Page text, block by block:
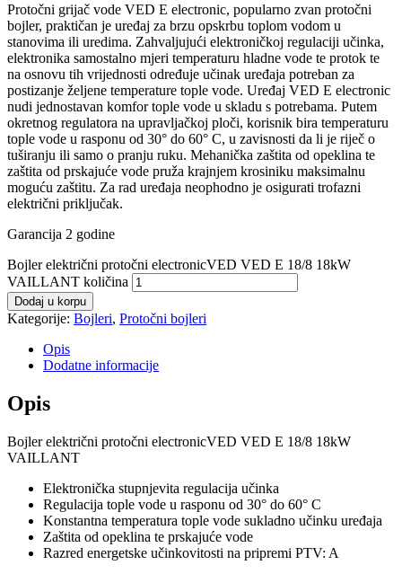
Protočni grijač vode VED E electronic, popularno zvan protočni
bojler, praktičan je uređaj za brzu opskrbu toplom vodom u
stanovima ili uredima. Zahvaljujući elektroničkoj regulaciji učinka,
elektronika samostalno mjeri temperaturu hladne vode te protok te
na osnovu tih vrijednosti određuje učinak uređaja potreban za
postizanje željene temperature tople vode. Uređaj VED E electronic
nudi jednostavan komfor tople vode u skladu s potrebama. Putem
okretnog regulatora na upravljačkoj ploči, korisnik bira temperaturu
tople vode u rasponu od 30° do 60° C, u zavisnosti da li je riječ o
tuširanju ili samo o pranju ruku. Mehanička zaštita od opeklina te
zaštita od prskajuće vode pruža krajnjem krosiniku maksimalnu
moguću zaštitu. Za rad uređaja neophodno je osigurati trofazni
električni priključak.
Garancija 2 godine
Bojler električni protočni electronicVED VED E 18/8 18kW
VAILLANT količina
Dodaj u korpu
Kategorije: Bojleri, Protočni bojleri
Opis
Dodatne informacije
Opis
Bojler električni protočni electronicVED VED E 18/8 18kW
VAILLANT
Elektronička stupnjevita regulacija učinka
Regulacija tople vode u rasponu od 30° do 60° C
Konstantna temperatura tople vode sukladno učinku uređaja
Zaštita od opeklina te prskajuće vode
Razred energetske učinkovitosti na pripremi PTV: A